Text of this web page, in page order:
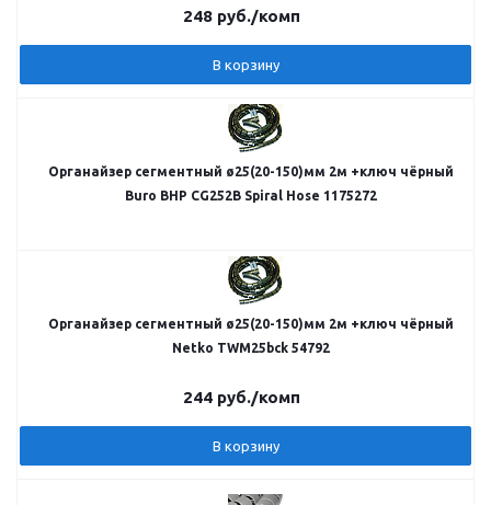
248 руб./комп
В корзину
Органайзер сегментный ø25(20-150)мм 2м +ключ чёрный
Buro BHP CG252B Spiral Hose 1175272
Органайзер сегментный ø25(20-150)мм 2м +ключ чёрный
Netko TWM25bck 54792
244 руб./комп
В корзину